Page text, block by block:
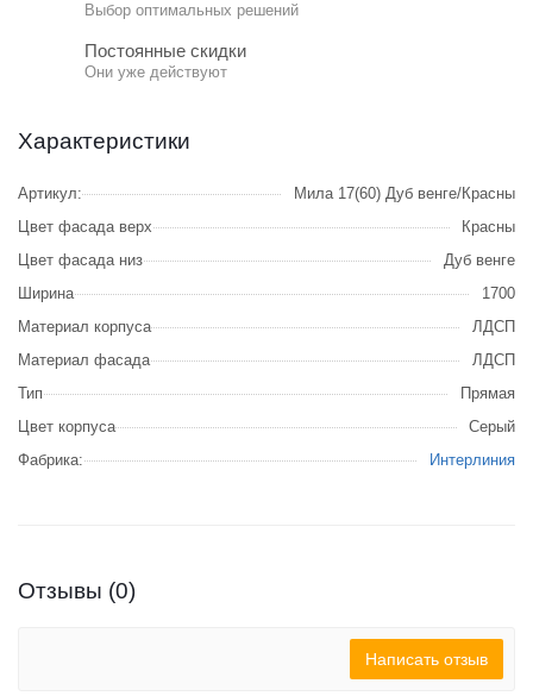
Выбор оптимальных решений
Постоянные скидки
Они уже действуют
Характеристики
Артикул:
Мила 17(60) Дуб венге/Красны
Цвет фасада верх
Красны
Цвет фасада низ
Дуб венге
Ширина
1700
Материал корпуса
ЛДСП
Материал фасада
ЛДСП
Тип
Прямая
Цвет корпуса
Серый
Фабрика:
Интерлиния
Отзывы (0)
Написать отзыв